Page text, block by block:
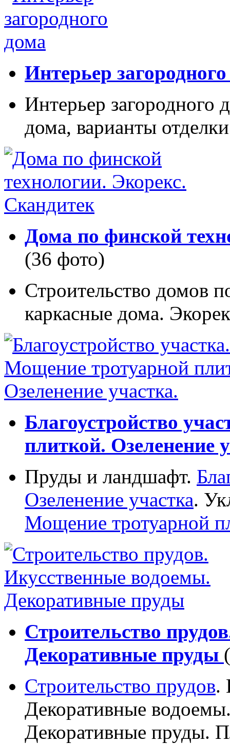
Интерьер
Интерьер загородного
дома, варианты
Дома по финской
(36 фото)
Строительство домов
каркасные дома.
Благоустройство
плиткой. Озеленение
Пруды и ландшафт.
Озеленение участка.
Мощение тротуарной
Строительство
Декоративные пруды
Строительство прудов.
Декоративные
Декоративные пруды.